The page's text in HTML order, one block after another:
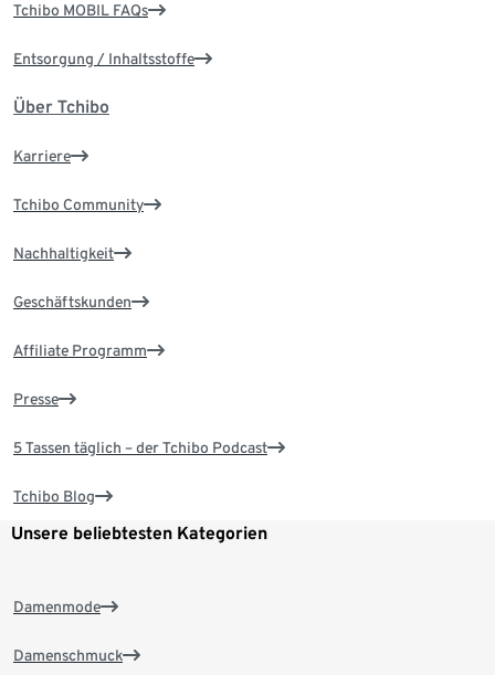
Tchibo MOBIL FAQs
Entsorgung / Inhaltsstoffe
Über Tchibo
Karriere
Tchibo Community
Nachhaltigkeit
Geschäftskunden
Affiliate Programm
Presse
5 Tassen täglich – der Tchibo Podcast
Tchibo Blog
Unsere beliebtesten Kategorien
Damenmode
Damenschmuck